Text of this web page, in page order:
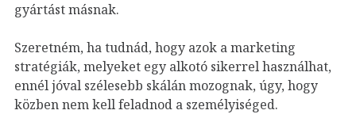
gyártást másnak.
Szeretném, ha tudnád, hogy azok a marketing
stratégiák, melyeket egy alkotó sikerrel használhat,
ennél jóval szélesebb skálán mozognak, úgy, hogy
közben nem kell feladnod a személyiséged.